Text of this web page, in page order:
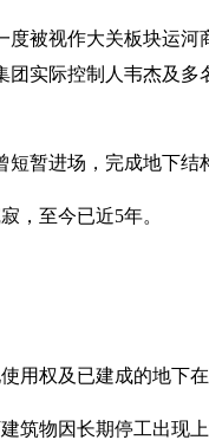
度被视作大关板块运
团实际控制人韦杰及
短暂进场，完成地下
，至今已近5年。
用权及已建成的地下
筑物因长期停工出现